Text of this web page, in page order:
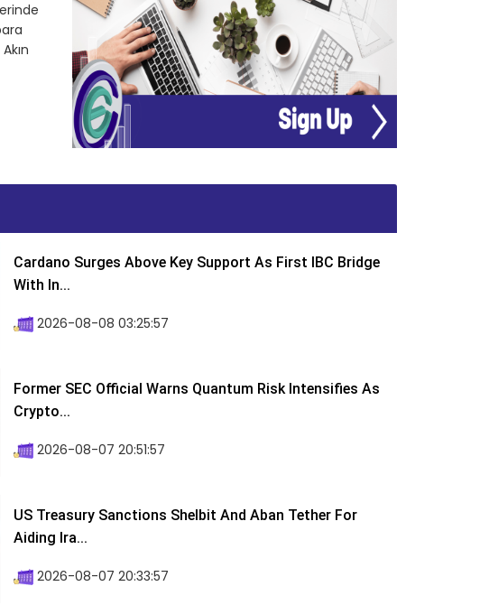
Cardano Surges Above Key Support As First IBC Bridge
With In...
2026-08-08 03:25:57
Former SEC Official Warns Quantum Risk Intensifies As
Crypto...
2026-08-07 20:51:57
US Treasury Sanctions Shelbit And Aban Tether For
Aiding Ira...
2026-08-07 20:33:57